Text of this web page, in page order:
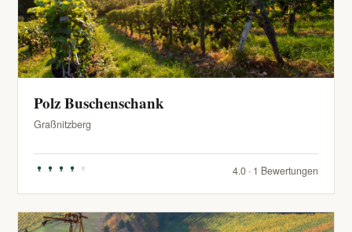
Polz Buschenschank
Graßnitzberg
4.0 · 1 Bewertungen